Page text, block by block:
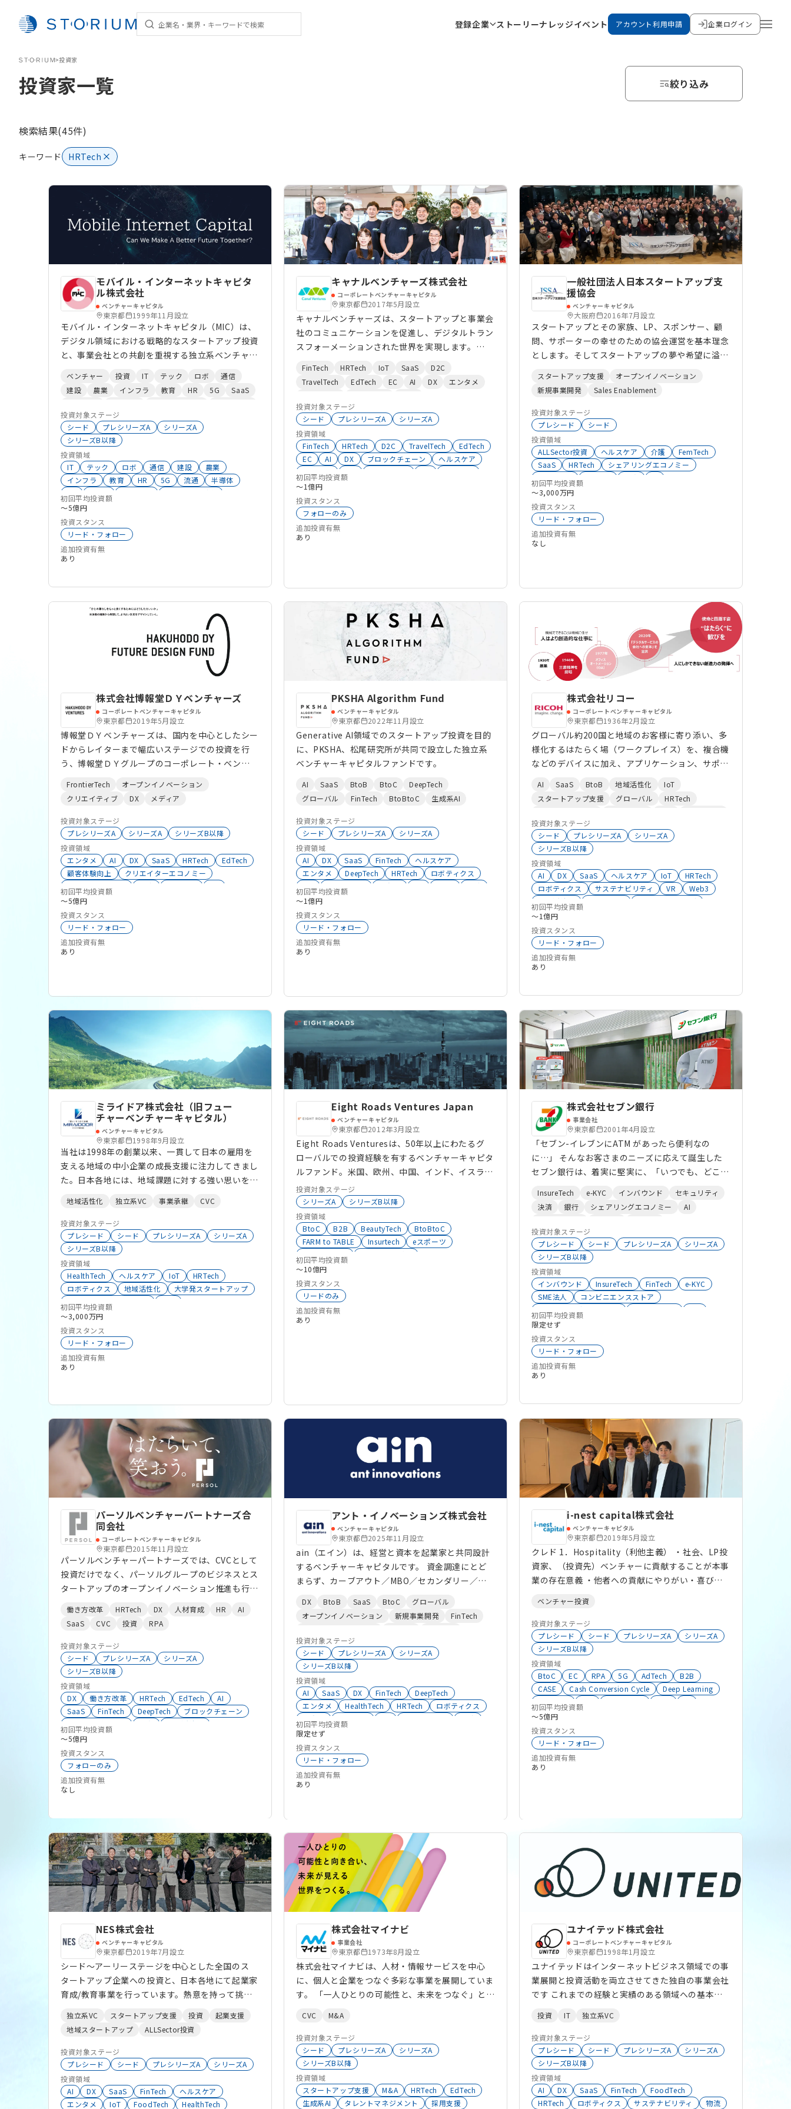
登録企業 ストーリーナレッジイベント アカウント利用申請 企業ログイン
>投資家
投資家一覧 絞り込み
検索結果(45件)
キーワード HRTech
モバイル・インターネットキャピタ
ル株式会社
ベンチャーキャピタル
東京都 1999年11月設立
モバイル・インターネットキャピタル（MIC）は、
デジタル領域における戦略的なスタートアップ投資
と、事業会社との共創を重視する独立系ベンチャー
アからハードウェアに至るまで、幅広いテクノロ
ジー分野を対象に、主にPre-A〜シリーズB/Cラウ
ンドの成長ステージにおいてリード投資を行ってき
ました。 投資先スタートアップに対しては、単な
る資本提供にとどまらず、事業戦略の壁打ちから
Exit設計に至るまで、一貫した伴走支援を実施。 さ
らに、オープンイノベーションの推進役として、大
企業との技術連携やアライアンス創出、新規事業探
索といった「外部知との接続」の機会を提供し、経
済的リターンと戦略的価値の双方を実現する共創の
場を築いています。
ベンチャー 投資 IT テック ロボ
通信
建設
農業 インフラ 教育 HR 5G
SaaS
AI
投資対象ステージ
シード
プレシリーズA
シリーズA
シリーズB以降
投資領域
IT
テック ロボ 通信 建設
農業
インフラ
教育 HR 5G 流通
半導体
CASE
オンライン融資
スタートアップ
データサイエンス
ベンチャー
建設
画像AI
認証技術
不動産
初回平均投資額
〜5億円
投資スタンス
リード・フォロー
追加投資有無
あり
キャナルベンチャーズ株式会社
コーポレートベンチャーキャピタル
東京都 2017年5月設立
キャナルベンチャーズは、スタートアップと事業会
社のコミュニケーションを促進し、デジタルトラン
スフォーメーションされた世界を実現します。
し、 DXを推進するお客様のベストプラクティス積
み重ね、社会全体を捉えた大きな枠組みで、お客様
やパートナーと共にビジネスエコシステムの拡大を
目指しています。 キャナルベンチャーズではス
タートアップへの投資の他、VCへのLP出資を行っ
ております。 また起業家/スタートアップに光をあ
てるオウンドメディアの運用や、各種コミュニティ
でのイベント開催などを行っております。
FinTech HRTech IoT SaaS
D2C
TravelTech
EdTech EC AI DX
エンタメ
オープンイノベーション
ESG
ロボティクス CVC
SalesTech
シェアリングエコノミー
AgriTech
クラウドサービス
ClimateTech
ウェルビーイング
モビリティ
コミュニティ
生成系AI
サプライチェーン
投資対象ステージ
シード
プレシリーズA
シリーズA
投資領域
FinTech
HRTech D2C TravelTech
EdTech
EC
AI DX ブロックチェーン
ヘルスケア
エンタメ
ロボティクス
物流
MaaS
AgeTech
SaaS
初回平均投資額
〜1億円
投資スタンス
フォローのみ
追加投資有無
あり
一般社団法人日本スタートアップ支
援協会
ベンチャーキャピタル
大阪府 2016年7月設立
スタートアップとその家族、LP、スポンサー、顧
問、サポーターの幸せのための協会運営を基本理念
とします。そしてスタートアップの夢や希望に溢れ
ることで、新しい価値と文化を育み、広く社会に貢
献します。
スタートアップ支援
オープンイノベーション
新規事業開発
Sales Enablement
投資対象ステージ
プレシード
シード
投資領域
ALLSector投資
ヘルスケア 介護
FemTech
SaaS
HRTech
シェアリングエコノミー
SalesTech
サステナビリティ
初回平均投資額
〜3,000万円
投資スタンス
リード・フォロー
追加投資有無
なし
株式会社博報堂ＤＹベンチャーズ
コーポレートベンチャーキャピタル
東京都 2019年5月設立
博報堂ＤＹベンチャーズは、国内を中心としたシー
ドからレイターまで幅広いステージでの投資を行
う、博報堂ＤＹグループのコーポレート・ベン
FrontierTech
オープンイノベーション
クリエイティブ
DX メディア
投資対象ステージ
プレシリーズA
シリーズA
シリーズB以降
投資領域
エンタメ
AI DX SaaS HRTech
EdTech
顧客体験向上
クリエイターエコノミー
ブロックチェーン
物流
マーケティング
RetailTech
初回平均投資額
〜5億円
投資スタンス
リード・フォロー
追加投資有無
あり
PKSHA Algorithm Fund
ベンチャーキャピタル
東京都 2022年11月設立
Generative AI領域でのスタートアップ投資を目的
に、PKSHA、松尾研究所が共同で設立した独立系
ベンチャーキャピタルファンドです。
AI SaaS BtoB BtoC
DeepTech
グローバル
FinTech BtoBtoC 生成系AI
投資対象ステージ
シード
プレシリーズA
シリーズA
投資領域
AI
DX SaaS FinTech
ヘルスケア
エンタメ
DeepTech HRTech
ロボティクス
HealthTech 不動産
物流
AgriTech
グローバル
SalesTech
サイバーセキュリティ
マーケットプレイス
スマートシティ
初回平均投資額
〜1億円
投資スタンス
リード・フォロー
追加投資有無
あり
株式会社リコー
コーポレートベンチャーキャピタル
東京都 1936年2月設立
グローバル約200国と地域のお客様に寄り添い、多
様化するはたらく場（ワークプレイス）を、複合機
などのデバイスに加え、アプリケーション、サポー
らく人の創造力を支えるデジタルサービスを提供す
ることで、持続可能な社会の実現に貢献していきま
す
AI SaaS BtoB 地域活性化
IoT
スタートアップ支援
グローバル
HRTech
働き方改革
CVC
中小企業向けサービス
XR
クリエイターエコノミー
オープンイノベーション
大学発スタートアップ
バーチャル空間
投資対象ステージ
シード
プレシリーズA
シリーズA
シリーズB以降
投資領域
AI
DX SaaS ヘルスケア IoT
HRTech
ロボティクス
サステナビリティ VR
Web3
地域活性化
ウェルビーイング
介護
サーキュラーエコノミー
働き方改革
地方自治体
バックオフィス
初回平均投資額
〜1億円
投資スタンス
リード・フォロー
追加投資有無
あり
ミライドア株式会社（旧フュー
チャーベンチャーキャピタル）
ベンチャーキャピタル
東京都 1998年9月設立
当社は1998年の創業以来、一貫して日本の雇用を
支える地域の中小企業の成長支援に注力してきまし
た。日本各地には、地域課題に対する強い思いを持
思うような事業展開をできずにいる企業が数多くい
ます。各地で顕在化する地域課題、社会課題を解決
し地域経済を活性化させていくためには、そういう
想いを持った企業が地域経済を牽引する魅力あふれ
る企業に成長を果たしていくことが必要不可欠だと
考えています。 この問題意識から、当社は日本各
地にエクイティマネー供給のすそ野を広げるべく、
ベンチャーファンドの在り方を模索し挑戦し続けて
きました。主力である「地方創生ファンド」では、
必ずしも株式上場を前提とせず、地域課題に向き合
うスマートニッチの企業や、地域経済・雇用を支え
る中堅企業、新しいテクノロジーやイノベーション
供給を行っています。 その他、事業会社のオープ
ンイノベーションを促進する「CVCファンド」、特
定の投資領域を掲げ業界の活性化を支援する「テー
マ型ファンド」も運用しています。 各地で地域経
済を牽引する魅力あふれる企業を創出するためには
継続的な成長支援が必要であり、また、一支援者だ
けでは十分ではないと考えています。当社はベン
として培った、全国各地の自治体や地域金融機関、
事業会社、支援機関等とのネットワークを生かし、
連携して、全国各地の企業支援に取り組んでいま
す。 https://www.fvc.co.jp/service/
地域活性化 独立系VC 事業承継 CVC
投資対象ステージ
プレシード
シード プレシリーズA
シリーズA
シリーズB以降
投資領域
HealthTech
ヘルスケア IoT
HRTech
ロボティクス
地域活性化
大学発スタートアップ
オープンイノベーション
地域スタートアップ
地方自治体
初回平均投資額
〜3,000万円
投資スタンス
リード・フォロー
追加投資有無
あり
Eight Roads Ventures Japan
ベンチャーキャピタル
東京都 2012年3月設立
Eight Roads Venturesは、50年以上にわたるグ
ローバルでの投資経験を有するベンチャーキャピタ
ルファンド。米国、欧州、中国、インド、イスラエ
ルなど全世界で投資活動を行い、多分野にわたる深
い業界知見とグローバルなネットワークを最大限に
活用し、投資先企業の経営課題に即した多面的な経
営支援を続けている。日本ではグロースステージの
ベンチャー企業への投資を強みとし、テクノロ
ジー、フィンテック、ヘルスケア、最先端技術の4
領域で投資活動を行っていて、その実績から「投資
先の上場によって最も利益を確保したVC」に選定
（日経新聞社の推計 2020年）。今後も日本市場を
最重要市場の1つと位置づけ、大きな社会課題の解
決に挑み、「日本の顔」となりえるスタートアップ
投資対象ステージ
シリーズA
シリーズB以降
投資領域
BtoC
B2B BeautyTech
BtoBtoC
FARM to TABLE
Insurtech
eスポーツ
インバウンド
シェアリングエコノミー
DX
バイオ
BtoC
AgriTech
ヘルスケア
ロボティクス
初回平均投資額
〜10億円
投資スタンス
リードのみ
追加投資有無
あり
株式会社セブン銀行
事業会社
東京都 2001年4月設立
「セブン-イレブンにATM があったら便利なの
に…」 そんなお客さまのニーズに応えて誕生した
セブン銀行は、着実に堅実に、「いつでも、どこで
サービスをつくり上げてきました。 今、私たちを
取巻く環境は、スマートフォンの普及や決済手段の
多様化、ライフスタイルの変化などにより、大きく
変わりつつあります。数年後、十数年後にはどのよ
うな未来が待っているかわかりません。 私たち
は、そうした世の中の変化や多様化するお客さまの
ニーズに柔軟に対応し、「時代とともに変化し続け
ること」を目指します。これからも、誰にとっても
安心で使いやすく、世の中に必要とされる新しい便
利さを提供してまいります。
InsureTech e-KYC インバウンド
セキュリティ
決済
銀行 シェアリングエコノミー
AI
投資対象ステージ
プレシード
シード プレシリーズA
シリーズA
シリーズB以降
投資領域
インバウンド
InsureTech FinTech
e-KYC
SME法人
コンビニエンスストア
シェアリングエコノミー
SaaS
Web3
MaaS
大学発スタートアップ
初回平均投資額
限定せず
投資スタンス
リード・フォロー
追加投資有無
あり
パーソルベンチャーパートナーズ合
同会社
コーポレートベンチャーキャピタル
東京都 2015年11月設立
パーソルベンチャーパートナーズでは、CVCとして
投資だけでなく、パーソルグループのビジネスとス
タートアップのオープンイノベーション推進も行っ
トを提案したいなどもおつなぎしておりますので、
お気軽にご連絡ください。 パーソルグループのス
タートアップ投資は日米英星印馬で約80社。 デジ
タル化に伴うビジネスモデルとはたらき方の変革
(HR Tech、DX、Future of Work、Digital
Workfoce等)を投資テーマにした「HR イノベー
ションファンド」、 早期にメガベンチャーを目指
す組織拡大支援をコンセプトにした「雇用創造ファ
ンド」という2つのコンセプトのファンドを運用し
ています。 ポートフォリオ https://vp.persol-
group.co.jp/portfolio 協業事例紹介
https://vp.persol-group.co.jp/case 採用・組織
づくりノウハウなどのコンテンツまとめサイト
働き方改革 HRTech DX 人材育成 HR
AI
SaaS
CVC 投資 RPA
投資対象ステージ
シード
プレシリーズA
シリーズA
シリーズB以降
投資領域
DX
働き方改革 HRTech EdTech
AI
SaaS
FinTech DeepTech
ブロックチェーン
サステナビリティ
地域活性化
エンゲージメント
初回平均投資額
〜5億円
投資スタンス
フォローのみ
追加投資有無
なし
アント・イノベーションズ株式会社
ベンチャーキャピタル
東京都 2025年11月設立
ain（エイン）は、経営と資本を起業家と共同設計
するベンチャーキャピタルです。 資金調達にとど
まらず、カーブアウト／MBO／セカンダリー／
実行まで、PEで培ったハンズオン力で支援します
DX BtoB SaaS BtoC
グローバル
オープンイノベーション
新規事業開発
FinTech
投資対象ステージ
シード
プレシリーズA
シリーズA
シリーズB以降
投資領域
AI
SaaS DX FinTech
DeepTech
エンタメ
HealthTech HRTech
ロボティクス
不動産
物流
Co2削減
環境エネルギー
初回平均投資額
限定せず
投資スタンス
リード・フォロー
追加投資有無
あり
i-nest capital株式会社
ベンチャーキャピタル
東京都 2019年5月設立
クレド 1．Hospitality（利他主義） ・社会、LP投
資家、（投資先）ベンチャーに貢献することが本事
業の存在意義 ・他者への貢献にやりがい・喜びを
バーを手助けする社内カルチャー 2．Open
Mind（情報共有） ・投資検討案件の全情報、当社
の経営情報をLP投資家と共有（ただし、秘密保持
契約（NDA）を遵守） ・社内外の知見・ネット
ワークを柔軟に受け入れる学びの姿勢 ・思い込み
を排除し、有望な投資先ベンチャーに出会うまで、
探し続ける根気 3．Safety（安全基地） ・闊達な
意見交換・対話を重視（お互いに敬意をもって接
し、自由に発言できる場作り） ・個々の能力が十
分生かされ、学びと自己実現に前向きに取り組める
環境 ・心身の健康・ワークライフバランスを尊重
し、生活の充実を支援
ベンチャー投資
投資対象ステージ
プレシード
シード プレシリーズA
シリーズA
シリーズB以降
投資領域
BtoC
EC RPA 5G AdTech
B2B
CASE
Cash Conversion Cycle
Deep Learning
GovTech
VTuber
人材育成
インターネット広告
ゲーム
シェアリングエコノミー
システム開発
エンタメ AI
SaaS
メディア
マーケティング
ヘルスケア
コンテンツ
クラウドサービス
FinTech
物流
初回平均投資額
〜5億円
投資スタンス
リード・フォロー
追加投資有無
あり
NES株式会社
ベンチャーキャピタル
東京都 2019年7月設立
シード～アーリーステージを中心とした全国のス
タートアップ企業への投資と、日本各地にて起業家
育成/教育事業を行っています。熱意を持って挑戦
独立系VC スタートアップ支援 投資
起業支援
地域スタートアップ
ALLSector投資
投資対象ステージ
プレシード
シード プレシリーズA
シリーズA
投資領域
AI
DX SaaS FinTech
ヘルスケア
エンタメ
IoT FoodTech HealthTech
株式会社マイナビ
事業会社
東京都 1973年8月設立
株式会社マイナビは、人材・情報サービスを中心
に、個人と企業をつなぐ多彩な事業を展開していま
す。 「一人ひとりの可能性と、未来をつなぐ」とい
事業》 ・就職情報事業 新卒向けの就職支援を行
い、企業と学生をつなぐ「マイナビ20xx」などの
サービスを提供。 合同説明会やセミナーの運営を
通じて、学生の就職活動をサポートしています。 ・
ライフキャリア事業 キャリアアップや異業種転職
CVC M&A
投資対象ステージ
シード
プレシリーズA
シリーズA
シリーズB以降
投資領域
スタートアップ支援
M&A HRTech
EdTech
生成系AI
タレントマネジメント 採用支援
ユナイテッド株式会社
コーポレートベンチャーキャピタル
東京都 1998年1月設立
ユナイテッドはインターネットビジネス領域での事
業展開と投資活動を両立させてきた独自の事業会社
です これまでの経験と実績のある領域への基本投
掛け算から生まれる独自の投資エコシステム構築を
目指します。 ・プレシード～アーリーステージ企業
を中心に据えた基本投資戦略 国内のプレシード～
アーリーステージ企業を中心に、ユナイテッドの自
己資金から積極的に投資を行っています。このス
テージのスタートアップが陥りがちな落とし穴を未
投資 IT 独立系VC
投資対象ステージ
プレシード
シード プレシリーズA
シリーズA
シリーズB以降
投資領域
AI
DX SaaS FinTech
FoodTech
HRTech
ロボティクス サステナビリティ 物流